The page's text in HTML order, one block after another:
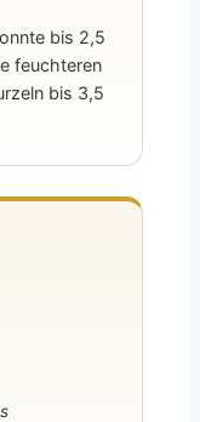
bis 2,5
feuchteren
bis 3,5